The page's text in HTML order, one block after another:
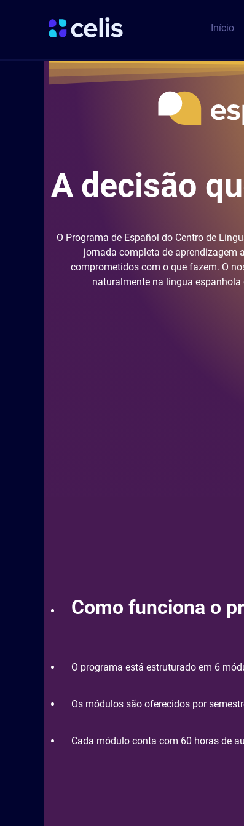
Início
A decisão
O Programa de Español do Centro de
jornada completa de aprendizagem
comprometidos com o que fazem. O
naturalmente na língua
Como funciona o
O programa está estruturado em 6
Os módulos são oferecidos por
Cada módulo conta com 60 horas de